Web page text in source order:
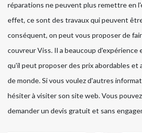
réparations ne peuvent plus remettre en
effet, ce sont des travaux qui peuvent
conséquent, on peut vous proposer de
couvreur Viss. Il a beaucoup d'expérience
qu'il peut proposer des prix abordables et
de monde. Si vous voulez d'autres
hésiter à visiter son site web. Vous
demander un devis gratuit et sans